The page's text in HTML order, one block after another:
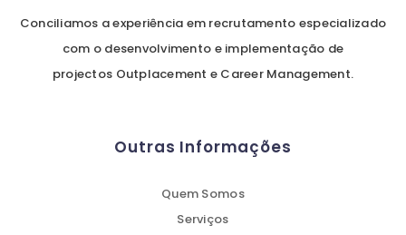
Conciliamos a experiência em recrutamento especializado
com o desenvolvimento e implementação de
projectos Outplacement e Career Management.
Outras Informações
Quem Somos
Serviços